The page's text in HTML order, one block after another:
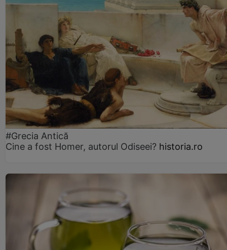
#Grecia Antică
Cine a fost Homer, autorul Odiseei? historia.ro